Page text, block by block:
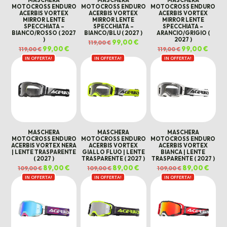
MOTOCROSS ENDURO
ACERBIS VORTEX
MIRROR LENTE
SPECCHIATA –
BIANCO/ROSSO ( 2027
)
119,00€ Il
prezzo
originale
era:
99,00€Il
prezzo
attuale
è:
99,00 €.
MOTOCROSS ENDURO
ACERBIS VORTEX
MIRROR LENTE
SPECCHIATA –
BIANCO/BLU ( 2027 )
119,00€ Il
prezzo
era:
119,00 €.
99,00€Il
prezzo
attuale
è:
99,00 €.
MOTOCROSS ENDURO
ACERBIS VORTEX
MIRROR LENTE
SPECCHIATA –
ARANCIO/GRIGIO (
2027 )
119,00€ Il
prezzo
originale
era:
99,00€
è:
99,00
IN OFFERTA!
MASCHERA
MOTOCROSS ENDURO
ACERBIS VORTEX NERA
| LENTE TRASPARENTE
( 2027 )
109,00€Il
prezzo
originale
era:
89,00€
prezzo
attuale
è:
89,00 €.
IN OFFERTA!
MASCHERA
MOTOCROSS ENDURO
ACERBIS VORTEX
GIALLO FLUO | LENTE
TRASPARENTE ( 2027 )
109,00€Il
prezzo
originale
era:
89,00€
prezzo
attuale
è:
89,00 €.
IN OFFERTA!
MASCHERA
MOTOCROSS ENDURO
ACERBIS VORTEX
BIANCA | LENTE
TRASPARENTE ( 2027 )
109,00€ Il
prezzo
originale
era:
89,00€Il
è:
89,00
IN OFFERTA! IN OFFERTA! IN OFFERTA!